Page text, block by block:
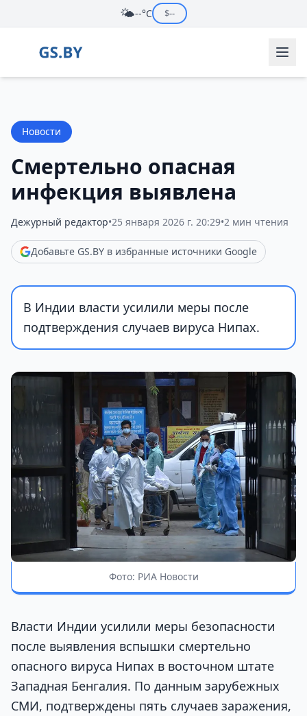
🌤️--°C $--
Новости
Смертельно опасная
инфекция выявлена
Дежурный редактор•25 января 2026 г. 20:29•2 мин чтения
Добавьте GS.BY в избранные источники Google
В Индии власти усилили меры после
подтверждения случаев вируса Нипах.
Фото: РИА Новости
Власти Индии усилили меры безопасности
после выявления вспышки смертельно
опасного вируса Нипах в восточном штате
Западная Бенгалия. По данным зарубежных
СМИ, подтверждены пять случаев заражения,